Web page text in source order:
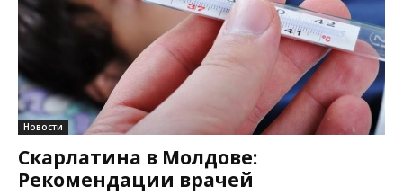
Новости
Скарлатина в Молдове:
Рекомендации врачей